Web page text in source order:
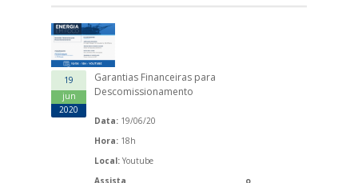
19
jun
2020
Garantias Financeiras para
Descomissionamento
Data: 19/06/20
Hora: 18h
Local: Youtube
Assista o